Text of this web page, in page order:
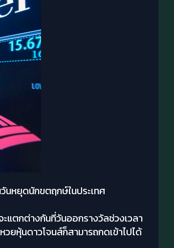
นหยุดนักขตฤกษ์ในประเทศ
แตกต่างกันที่วันออกรางวัลช่วงเวลา
ยหุ้นดาวโจนส์ก็สามารถกดเข้าไปได้